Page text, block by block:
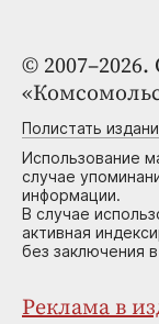
©
Полистать
Использование
случае
информации.
В случае
активная
без заключения
Реклама в